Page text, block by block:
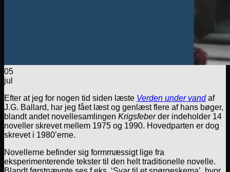
05
jul
Efter at jeg for nogen tid siden læste Verden under vandaf
J.G. Ballard, har jeg fået læst og genlæst flere af hans bøger,
blandt andet novellesamlingen Krigsfeberder indeholder 14
noveller skrevet mellem 1975 og 1990. Hovedparten er dog
skrevet i 1980’erne.
Novellerne befinder sig formmæssigt lige fra
eksperimenterende tekster til den helt traditionelle novelle.